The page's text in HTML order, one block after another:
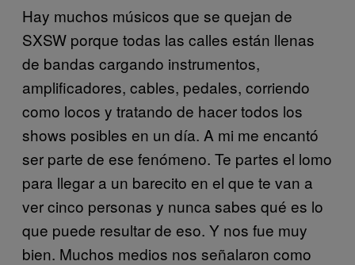
Hay muchos músicos que se quejan de
SXSW porque todas las calles están llenas
de bandas cargando instrumentos,
amplificadores, cables, pedales, corriendo
como locos y tratando de hacer todos los
shows posibles en un día. A mi me encantó
ser parte de ese fenómeno. Te partes el lomo
para llegar a un barecito en el que te van a
ver cinco personas y nunca sabes qué es lo
que puede resultar de eso. Y nos fue muy
bien. Muchos medios nos señalaron como